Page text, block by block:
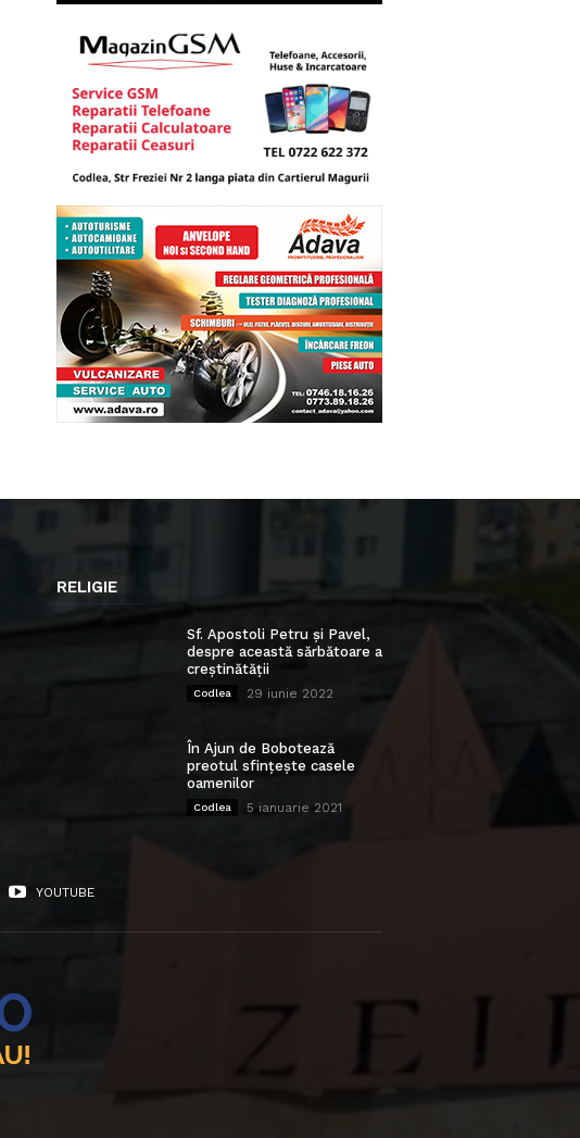
RELIGIE
Sf. Apostoli Petru și Pavel,
despre această sărbătoare a
creștinătății
Codlea 29 iunie 2022
În Ajun de Bobotează
preotul sfințește casele
oamenilor
Codlea 5 ianuarie 2021
YOUTUBE